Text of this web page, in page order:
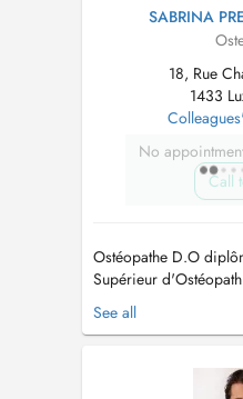
SABRINA
18, Rue
1433
No
Call
Ostéopathe D.O
Supérieur
ans. Mémoire d'étude
Crohn et RCH) et la
Tissulaire -
prise en charge des
See all